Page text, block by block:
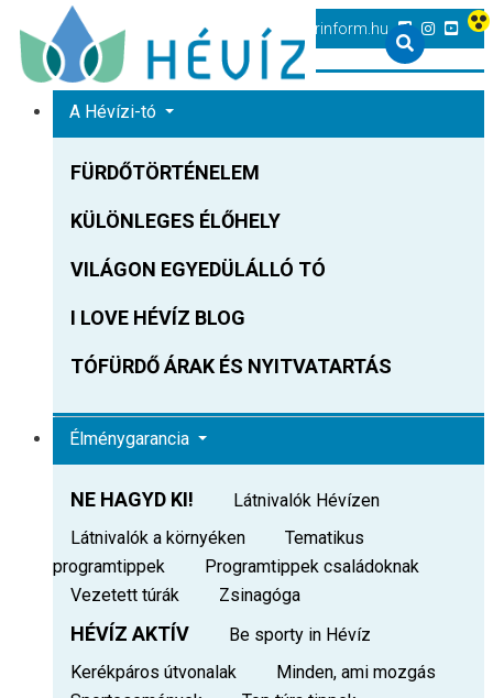
+36 83 540 131 heviz@tourinform.hu
A Hévízi-tó
FÜRDŐTÖRTÉNELEM
KÜLÖNLEGES ÉLŐHELY
VILÁGON EGYEDÜLÁLLÓ TÓ
I LOVE HÉVÍZ BLOG
TÓFÜRDŐ ÁRAK ÉS NYITVATARTÁS
Élménygarancia
NE HAGYD KI!
Látnivalók Hévízen
Látnivalók a környéken
Tematikus
programtippek
Programtippek családoknak
Vezetett túrák
Zsinagóga
HÉVÍZ AKTÍV
Be sporty in Hévíz
Kerékpáros útvonalak
Minden, ami mozgás